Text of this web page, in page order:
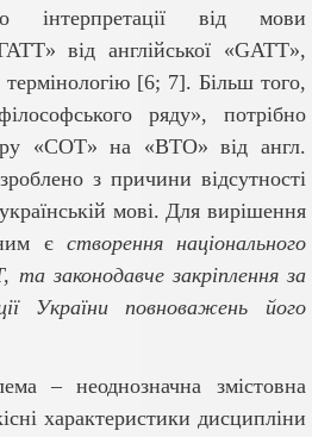
інтерпретації від мови
від англійської «GATT»,
[6; 7]. Більш того,
ряду», потрібно
«СОТ» на «ВТО» від англ.
з причини відсутності
мові. Для вирішення
є створення національного
та законодавче закріплення за
України повноважень його
– неоднозначна змістовна
характеристики дисципліни